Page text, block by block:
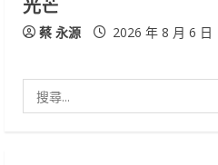
蔡 永源 2026 年 8 月 6 日
尋